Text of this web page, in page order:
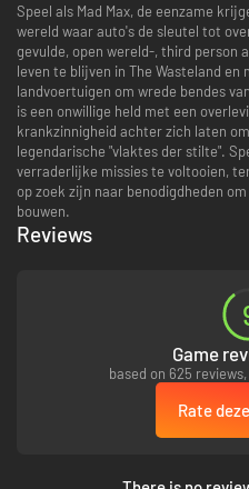
Speel als Mad Max, de eenzame
wereld waar auto's de sleutel tot
gevulde, open wereld-, third person
leven te blijven in The Wasteland en
landvoertuigen om wrede bendes
is een onwillige held met een
krankzinnigheid achter zich laten
legendarische "vlaktes der stilte".
verraderlijke missies te voltooien,
op zoek zijn naar benodigdheden
bouwen.
Reviews
Game
based on 625
Rate